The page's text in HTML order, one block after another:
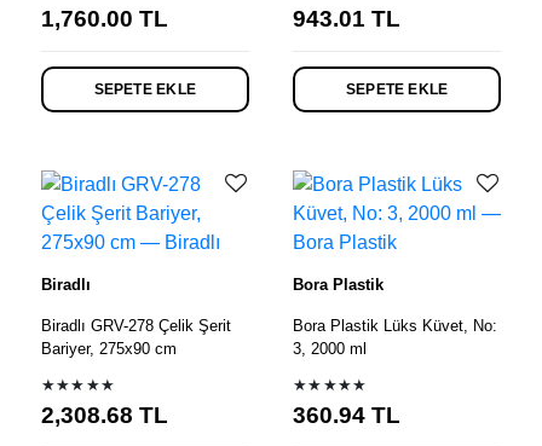
1,760.00 TL
SEPETE EKLE
943.01 TL
SEPETE EKLE
Biradlı
Biradlı GRV-278 Çelik Şerit
Bariyer, 275x90 cm
★★★★★
2,308.68 TL
Bora Plastik
Bora Plastik Lüks Küvet, No:
3, 2000 ml
★★★★★
360.94 TL